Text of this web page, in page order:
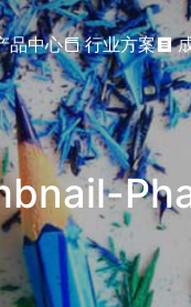
品中心 行业方案